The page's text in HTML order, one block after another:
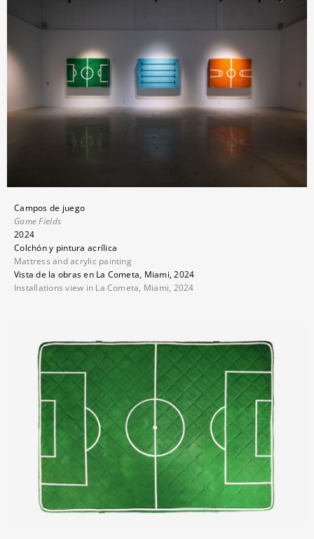
Campos de juego
Game Fields
2024
Colchón y pintura acrílica
Mattress and acrylic painting
Vista de la obras en La Cometa, Miami, 2024
Installations view in La Cometa, Miami, 2024